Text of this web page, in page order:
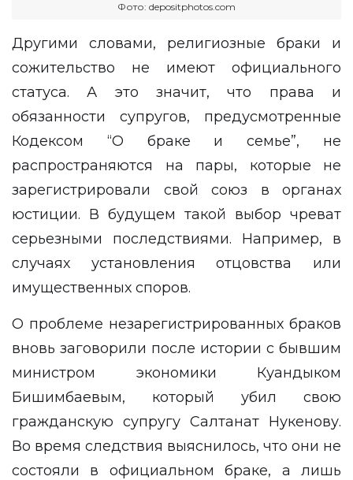
Фото: depositphotos.com
Другими словами, религиозные браки и
сожительство не имеют официального
статуса. А это значит, что права и
обязанности супругов, предусмотренные
Кодексом “О браке и семье”, не
распространяются на пары, которые не
зарегистрировали свой союз в органах
юстиции. В будущем такой выбор чреват
серьезными последствиями. Например, в
случаях установления отцовства или
имущественных споров.
О проблеме незарегистрированных браков
вновь заговорили после истории с бывшим
министром экономики Куандыком
Бишимбаевым, который убил свою
гражданскую супругу Салтанат Нукенову.
Во время следствия выяснилось, что они не
состояли в официальном браке, а лишь